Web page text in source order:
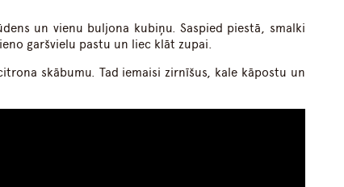
un vienu buljona kubiņu. Saspied piestā, smalki
garšvielu pastu un liec klāt zupai.
skābumu. Tad iemaisi zirnīšus, kale kāpostu un